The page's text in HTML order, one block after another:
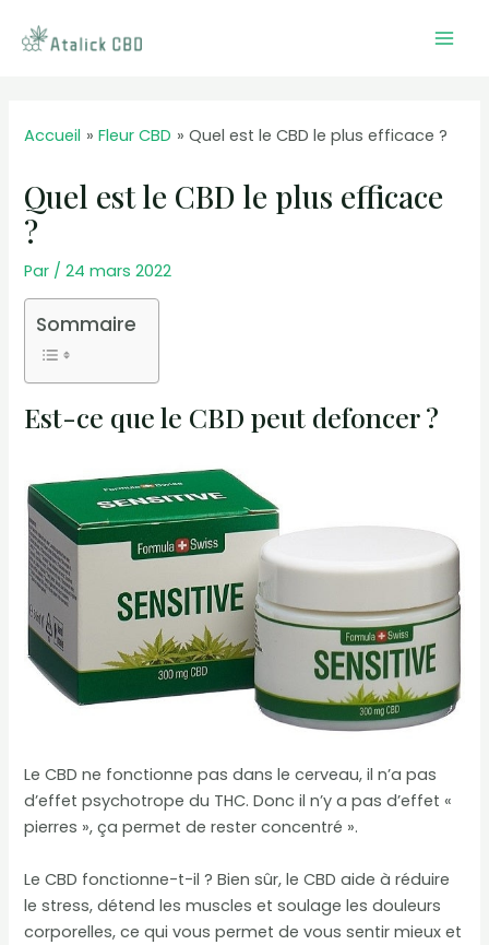
Accueil Fleur CBD Quel est le CBD le plus efficace ?
Quel est le CBD le plus efficace
?
Par /24 mars 2022
Sommaire
Est-ce que le CBD peut defoncer ?
Le CBD ne fonctionne pas dans le cerveau, il n’a pas
d’effet psychotrope du THC. Donc il n’y a pas d’effet «
pierres », ça permet de rester concentré ».
Le CBD fonctionne-t-il ? Bien sûr, le CBD aide à réduire
le stress, détend les muscles et soulage les douleurs
corporelles, ce qui vous permet de vous sentir mieux et